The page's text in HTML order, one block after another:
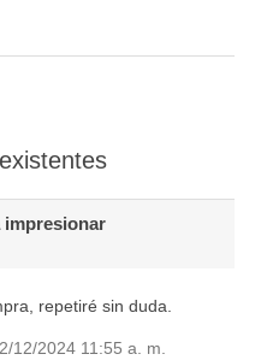
impresionar
repetiré sin duda.
12/2024 11:55 a. m.